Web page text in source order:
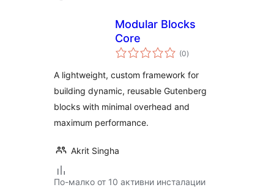
Modular Blocks
Core
(0общо
оценки
)
A lightweight, custom framework for
building dynamic, reusable Gutenberg
blocks with minimal overhead and
maximum performance.
Akrit Singha
По-малко от 10 активни инсталации